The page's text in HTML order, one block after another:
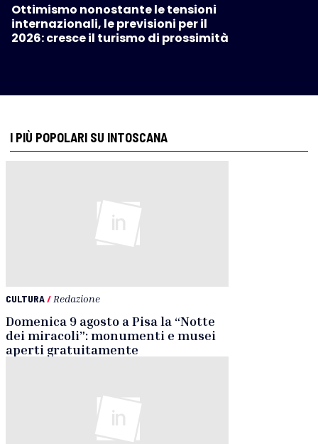
Ottimismo nonostante le tensioni
internazionali, le previsioni per il
2026: cresce il turismo di prossimità
I PIÙ POPOLARI SU INTOSCANA
CULTURA/ Redazione
Domenica 9 agosto a Pisa la “Notte
dei miracoli”: monumenti e musei
aperti gratuitamente